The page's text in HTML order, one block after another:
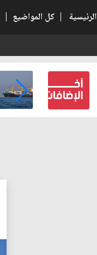
الرئيسية | كل المواضيع |
الاقتصادية